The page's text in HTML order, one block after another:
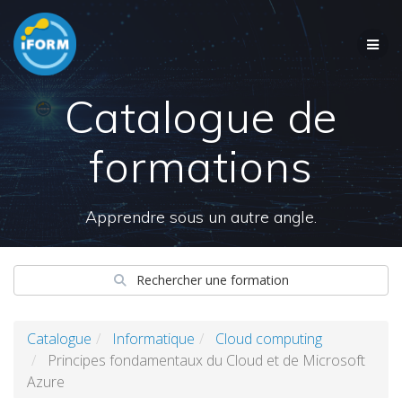
content
Catalogue de
formations
Apprendre sous un autre angle.
Rechercher une formation
Catalogue Informatique
Cloud computing
Principes fondamentaux du Cloud et de Microsoft
Azure